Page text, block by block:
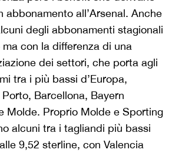
abbonamento all’Arsenal. Anche
degli abbonamenti stagionali
con la differenza di una
dei settori, che porta agli
tra i più bassi d’Europa,
Barcellona, Bayern
Molde. Proprio Molde e Sporting
alcuni tra i tagliandi più bassi
9,52 sterline, con Valencia